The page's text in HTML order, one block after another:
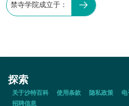
禁寺学院成立于：
探索
关于沙特百科 使用条款 隐私政策 电
招聘信息